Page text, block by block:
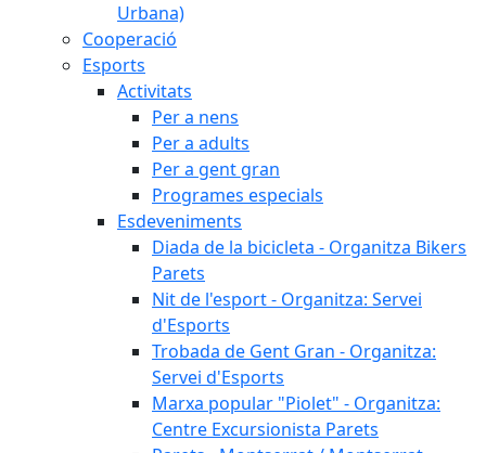
Urbana)
Cooperació
Esports
Activitats
Per a nens
Per a adults
Per a gent gran
Programes especials
Esdeveniments
Diada de la bicicleta - Organitza Bikers
Parets
Nit de l'esport - Organitza: Servei
d'Esports
Trobada de Gent Gran - Organitza:
Servei d'Esports
Marxa popular "Piolet" - Organitza:
Centre Excursionista Parets